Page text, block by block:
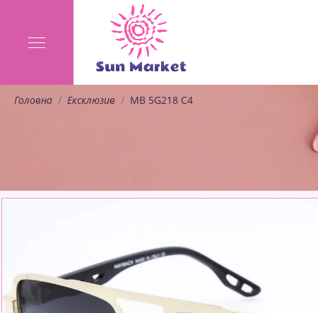
Головна Ексклюзив MB 5G218 C4